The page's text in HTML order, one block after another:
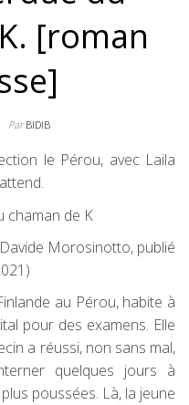
[roman
ParBIDIB
le Pérou, avec Laila
Morosinotto, publié
au Pérou, habite à
pour des examens. Elle
a réussi, non sans mal,
quelques jours à
poussées. Là, la jeune